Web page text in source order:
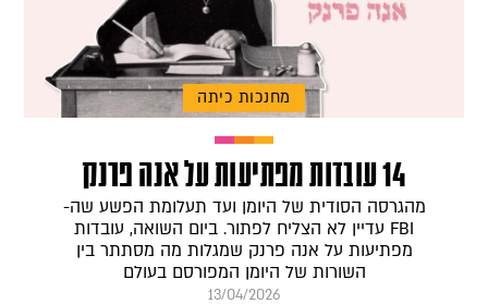
מחנכות כיתה
14 עובדות מפתיעות על אנה פרנק
מהגרסה הסודית של היומן ועד תעלומת הפשע שה-
FBI עדיין לא הצליח לפתור. ביום השואה, עובדות
מפתיעות על אנה פרנק שמגלות מה מסתתר בין
השורות של היומן המפורסם בעולם
13/04/2026